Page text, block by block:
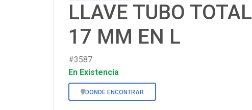
LLAVE TUBO TOTAL
17 MM EN L
#3587
En Existencia
DONDE ENCONTRAR